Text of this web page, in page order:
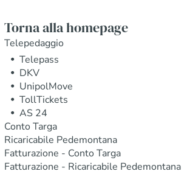
Torna alla homepage
Telepedaggio
Telepass
DKV
UnipolMove
TollTickets
AS 24
Conto Targa
Ricaricabile Pedemontana
Fatturazione - Conto Targa
Fatturazione - Ricaricabile Pedemontana